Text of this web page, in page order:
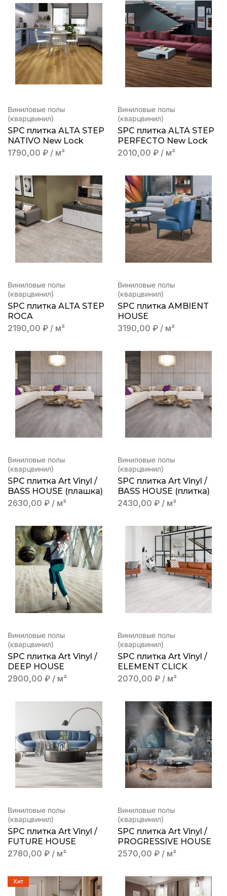
Виниловые полы
(кварцвинил)
SPC плитка ALTA STEP
NATIVO New Lock
1790,00 ₽ / м²
Виниловые полы
(кварцвинил)
SPC плитка ALTA STEP
PERFECTO New Lock
2010,00 ₽ / м²
Виниловые полы
(кварцвинил)
SPC плитка ALTA STEP
ROCA
2190,00 ₽ / м²
Виниловые полы
(кварцвинил)
SPC плитка AMBIENT
HOUSE
3190,00 ₽ / м²
Виниловые полы
(кварцвинил)
SPC плитка Art Vinyl /
BASS HOUSE (плашка)
2630,00 ₽ / м²
Виниловые полы
(кварцвинил)
SPC плитка Art Vinyl /
BASS HOUSE (плитка)
2430,00 ₽ / м²
Виниловые полы
(кварцвинил)
SPC плитка Art Vinyl /
DEEP HOUSE
2900,00 ₽ / м²
Виниловые полы
(кварцвинил)
SPC плитка Art Vinyl /
ELEMENT CLICK
2070,00 ₽ / м²
Виниловые полы
(кварцвинил)
SPC плитка Art Vinyl /
FUTURE HOUSE
2780,00 ₽ / м²
Виниловые полы
(кварцвинил)
SPC плитка Art Vinyl /
PROGRESSIVE HOUSE
2570,00 ₽ / м²
Хит